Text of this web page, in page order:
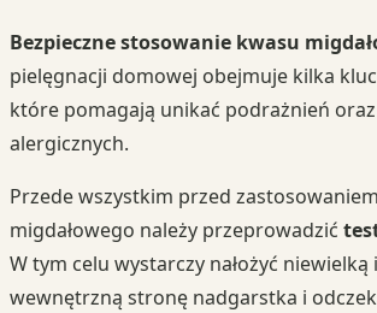
Bezpieczne stosowanie kwasu
pielęgnacji domowej obejmuje kilka
które pomagają unikać podrażnień
alergicznych.
Przede wszystkim przed
migdałowego należy przeprowadzić
W tym celu wystarczy nałożyć niewielką
wewnętrzną stronę nadgarstka i